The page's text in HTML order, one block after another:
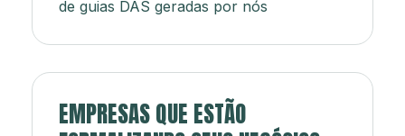
de guias DAS geradas por nós
EMPRESAS QUE ESTÃO